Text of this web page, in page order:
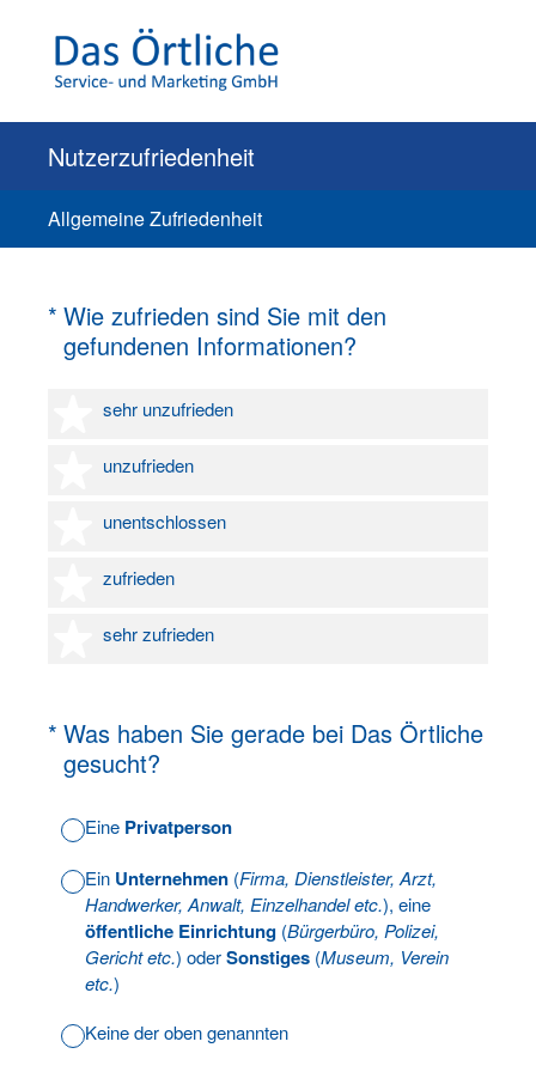
Nutzerzufriedenheit
Allgemeine Zufriedenheit
* Wie zufrieden sind Sie mit den
gefundenen Informationen?
(Erforderlich.)
sehr unzufrieden
1 Stern
unzufrieden
2 Sterne
unentschlossen
3 Sterne
zufrieden
4 Sterne
sehr zufrieden
5 Sterne
* Was haben Sie gerade bei Das Örtliche
gesucht?
(Erforderlich.)
Eine Privatperson
Ein Unternehmen (Firma, Dienstleister, Arzt,
Handwerker, Anwalt, Einzelhandel etc.), eine
öffentliche Einrichtung (Bürgerbüro, Polizei,
Gericht etc.) oderSonstiges (Museum, Verein
etc.)
Keine der oben genannten